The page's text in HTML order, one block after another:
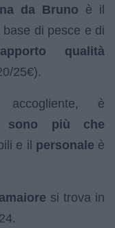
da Bruno è il
base di pesce e di
qualità
25€).
è
sono più che
e il personale è
si trova in